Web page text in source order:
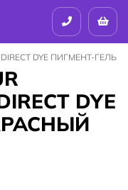
DIRECT DYE ПИГМЕНТ-
DYE